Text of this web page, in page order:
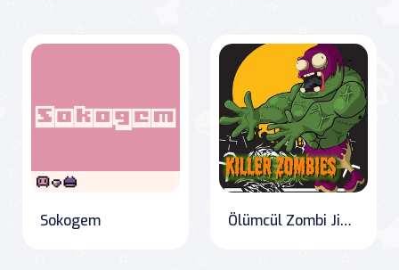
Sokogem Ölümcül Zombi Jigsaw